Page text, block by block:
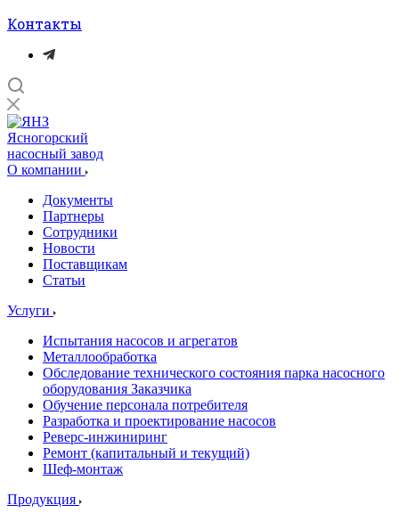
Контакты
Ясногорский
насосный завод
О компании
Документы
Партнеры
Сотрудники
Новости
Поставщикам
Статьи
Услуги
Испытания насосов и агрегатов
Металлообработка
Обследование технического состояния парка насосного
оборудования Заказчика
Обучение персонала потребителя
Разработка и проектирование насосов
Реверс-инжиниринг
Ремонт (капитальный и текущий)
Шеф-монтаж
Продукция